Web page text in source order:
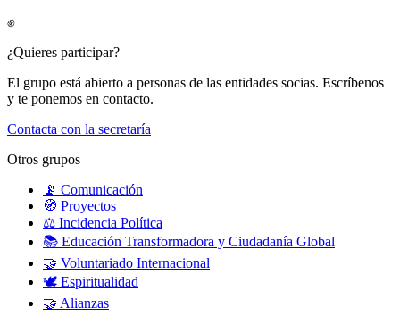
✊
¿Quieres participar?
El grupo está abierto a personas de las entidades socias. Escríbenos
y te ponemos en contacto.
Contacta con la secretaría
Otros grupos
📡 Comunicación
🧭 Proyectos
⚖️ Incidencia Política
📚 Educación Transformadora y Ciudadanía Global
🤝 Voluntariado Internacional
🕊️ Espiritualidad
🤝 Alianzas